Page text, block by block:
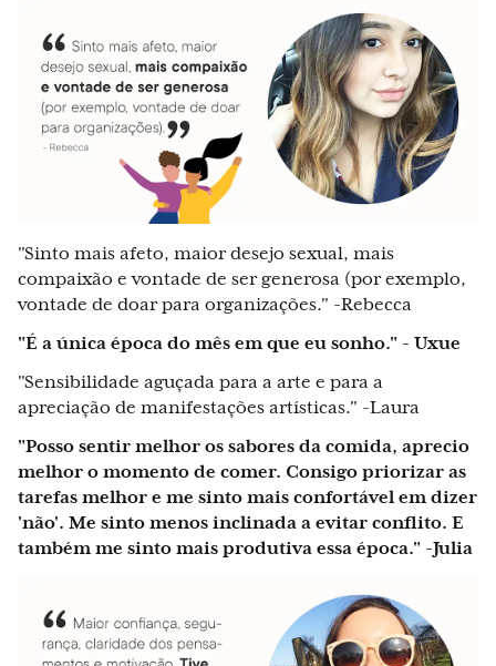
"Sinto mais afeto, maior desejo sexual, mais
compaixão e vontade de ser generosa (por exemplo,
vontade de doar para organizações." -Rebecca
"É a única época do mês em que eu sonho." - Uxue
"Sensibilidade aguçada para a arte e para a
apreciação de manifestações artísticas." -Laura
"Posso sentir melhor os sabores da comida, aprecio
melhor o momento de comer. Consigo priorizar as
tarefas melhor e me sinto mais confortável em dizer
'não'. Me sinto menos inclinada a evitar conflito. E
também me sinto mais produtiva essa época." -Julia